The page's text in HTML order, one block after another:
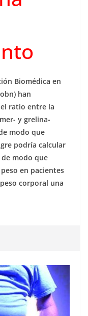
Biomédica en
han
ratio entre la
y grelina-
modo que
podría calcular
modo que
en pacientes
corporal una